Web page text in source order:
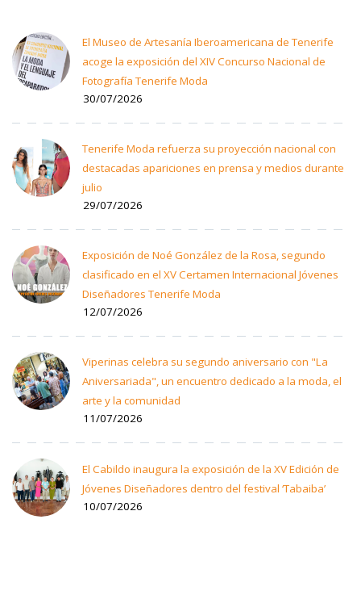
El Museo de Artesanía Iberoamericana de Tenerife
acoge la exposición del XIV Concurso Nacional de
Fotografía Tenerife Moda
30/07/2026
Tenerife Moda refuerza su proyección nacional con
destacadas apariciones en prensa y medios durante
julio
29/07/2026
Exposición de Noé González de la Rosa, segundo
clasificado en el XV Certamen Internacional Jóvenes
Diseñadores Tenerife Moda
12/07/2026
Viperinas celebra su segundo aniversario con "La
Aniversariada", un encuentro dedicado a la moda, el
arte y la comunidad
11/07/2026
El Cabildo inaugura la exposición de la XV Edición de
Jóvenes Diseñadores dentro del festival ‘Tabaiba’
10/07/2026